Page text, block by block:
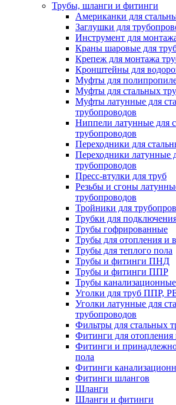
Трубы, шланги и фитинги
Американки для
Заглушки для
Инструмент для
Краны шаровые для
Крепеж для монтажа
Кронштейны для
Муфты для
Муфты для стальных
Муфты латунные для
трубопроводов
Ниппели латунные для
трубопроводов
Переходники для
Переходники латунные
трубопроводов
Пресс-втулки для труб
Резьбы и сгоны
трубопроводов
Тройники для
Трубки для
Трубы гофрированные
Трубы для отопления и
Трубы для теплого пола
Трубы и фитинги ПНД
Трубы и фитинги ППР
Трубы канализационные
Уголки для труб ППР,
Уголки латунные для
трубопроводов
Фильтры для стальных
Фитинги для отопления
Фитинги и
пола
Фитинги
Фитинги шлангов
Шланги
Шланги и фитинги